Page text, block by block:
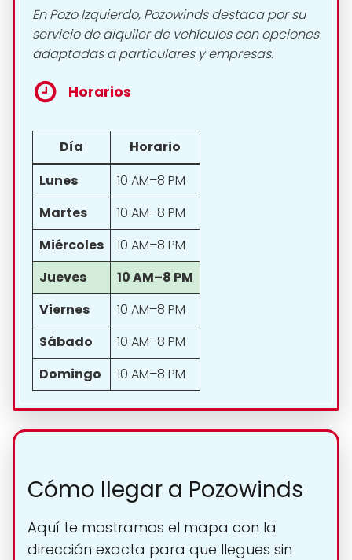
En Pozo Izquierdo, Pozowinds destaca por su
servicio de alquiler de vehículos con opciones
adaptadas a particulares y empresas.
Horarios
Día
Horario
Lunes
10 AM–8 PM
Martes
10 AM–8 PM
Miércoles
10 AM–8 PM
Jueves
10 AM–8 PM
Viernes
10 AM–8 PM
Sábado
10 AM–8 PM
Domingo
10 AM–8 PM
Cómo llegar a Pozowinds
Aquí te mostramos el mapa con la
dirección exacta para que llegues sin